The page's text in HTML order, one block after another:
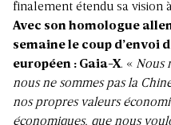
finalement étendu sa vision
Avec son homologue
semaine le coup d’envoi
européen : Gaia-X. « Nous
nous ne sommes pas la
nos propres valeurs
économiques, que nous